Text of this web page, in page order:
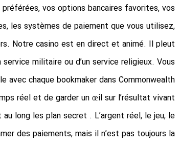
vos options bancaires favorites, vos
les systèmes de paiement que vous utilisez,
Notre casino est en direct et animé. Il pleut
militaire ou d’un service religieux. Vous
chaque bookmaker dans Commonwealth
réel et de garder un œil sur l’résultat vivant
long les plan secret . L’argent réel, le jeu, le
des paiements, mais il n’est pas toujours la